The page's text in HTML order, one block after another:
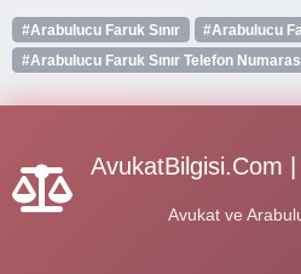
#Arabulucu Faruk Sınır
#Arabulucu
#Arabulucu Faruk Sınır Telefon
AvukatBilgisi.Com
Avukat ve